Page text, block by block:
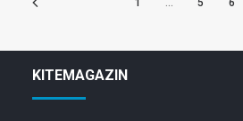
KITEMAGAZIN